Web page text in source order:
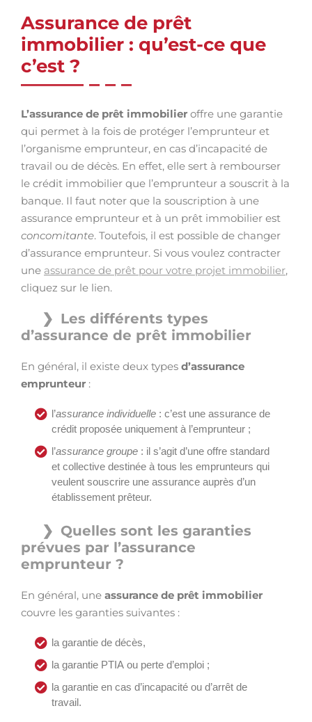
Assurance de prêt
immobilier : qu’est-ce que
c’est ?
L’assurance de prêt immobilier offre une garantie
qui permet à la fois de protéger l’emprunteur et
l’organisme emprunteur, en cas d’incapacité de
travail ou de décès. En effet, elle sert à rembourser
le crédit immobilier que l’emprunteur a souscrit à la
banque. Il faut noter que la souscription à une
assurance emprunteur et à un prêt immobilier est
concomitante. Toutefois, il est possible de changer
d’assurance emprunteur. Si vous voulez contracter
une assurance de prêt pour votre projet immobilier,
cliquez sur le lien.
Les différents types
d’assurance de prêt immobilier
En général, il existe deux types d’assurance
emprunteur :
l’assurance individuelle : c’est une assurance de
crédit proposée uniquement à l’emprunteur ;
l’assurance groupe : il s’agit d’une offre standard
et collective destinée à tous les emprunteurs qui
veulent souscrire une assurance auprès d’un
établissement prêteur.
Quelles sont les garanties
prévues par l’assurance
emprunteur ?
En général, une assurance de prêt immobilier
couvre les garanties suivantes :
la garantie de décès,
la garantie PTIA ou perte d’emploi ;
la garantie en cas d’incapacité ou d’arrêt de
travail.